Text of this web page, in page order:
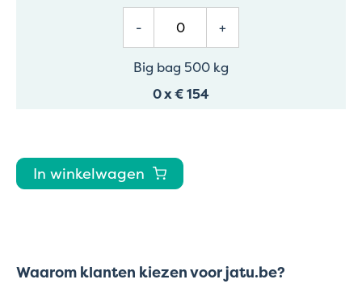
- +
Big bag 500 kg
0x€ 154
In winkelwagen
Waarom klanten kiezen voor jatu.be?